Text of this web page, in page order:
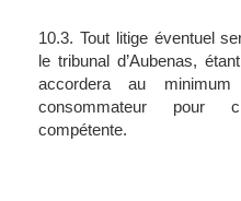
10.3. Tout litige éventuel
le tribunal d’Aubenas,
accordera au
consommateur pour
compétente.